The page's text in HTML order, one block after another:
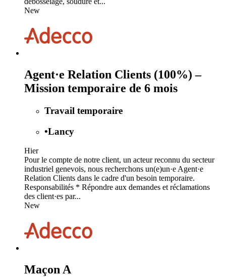
New
Agent·e Relation Clients (100%) –
Mission temporaire de 6 mois
Travail temporaire
•Lancy
Hier
Pour le compte de notre client, un acteur reconnu du secteur
industriel genevois, nous recherchons un(e)un·e Agent·e
Relation Clients dans le cadre d'un besoin temporaire.
Responsabilités * Répondre aux demandes et réclamations
des client·es par...
New
Maçon A